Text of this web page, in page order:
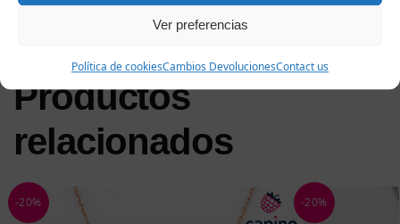
Ver preferencias
Política de cookiesCambios DevolucionesContact us
Productos
relacionados
-20% -20%